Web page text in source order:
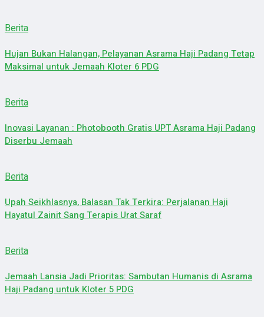
Berita
Hujan Bukan Halangan, Pelayanan Asrama Haji Padang Tetap
Maksimal untuk Jemaah Kloter 6 PDG
Berita
Inovasi Layanan : Photobooth Gratis UPT Asrama Haji Padang
Diserbu Jemaah
Berita
Upah Seikhlasnya, Balasan Tak Terkira: Perjalanan Haji
Hayatul Zainit Sang Terapis Urat Saraf
Berita
Jemaah Lansia Jadi Prioritas: Sambutan Humanis di Asrama
Haji Padang untuk Kloter 5 PDG